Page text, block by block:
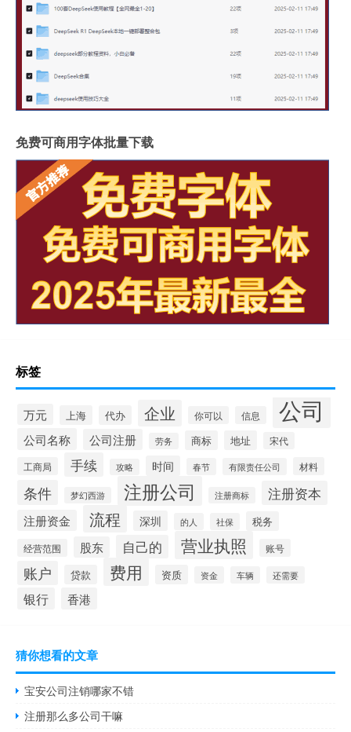
免费可商用字体批量下载
标签
万元 上海 代办 企业 你可以 信息 公司
公司名称 公司注册 劳务 商标 地址 宋代
工商局 手续 攻略 时间 春节 有限责任公司 材料
条件 梦幻西游 注册公司 注册商标 注册资本
注册资金 流程 深圳 的人 社保 税务
经营范围 股东 自己的 营业执照 账号
账户 贷款 费用 资质 资金 车辆 还需要
银行 香港
猜你想看的文章
宝安公司注销哪家不错
注册那么多公司干嘛